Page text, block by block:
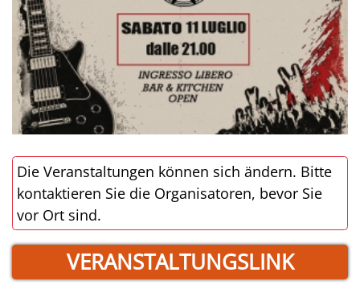
Die Veranstaltungen können sich ändern. Bitte
kontaktieren Sie die Organisatoren, bevor Sie
vor Ort sind.
VERANSTALTUNGSLINK